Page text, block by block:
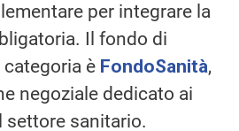
per integrare la
Il fondo di
è FondoSanità,
negoziale dedicato ai
sanitario.